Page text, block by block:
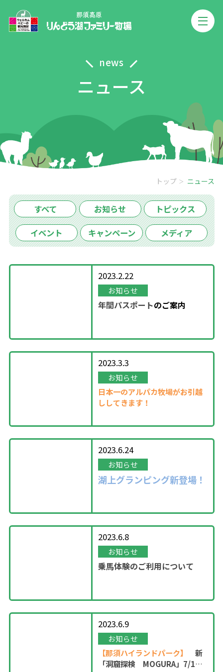
news
ニュース
トップ ニュース
すべて お知らせ トピックス
イベント キャンペーン メディア
2023.2.22
お知らせ
年間パスポートのご案内
2023.3.3
お知らせ
日本一のアルパカ牧場がお引越
ししてきます！
2023.6.24
お知らせ
湖上グランピング新登場！
2023.6.8
お知らせ
乗馬体験のご利用について
2023.6.9
お知らせ
【那須ハイランドパーク】
新
「洞窟探検 MOGURA」7/1